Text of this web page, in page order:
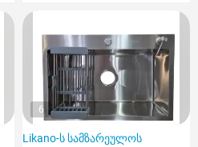
6
Likano-ს სამზარეულოს